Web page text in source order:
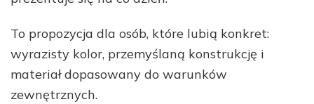
To propozycja dla osób, które lubią konkret:
wyrazisty kolor, przemyślaną konstrukcję i
materiał dopasowany do warunków
zewnętrznych.